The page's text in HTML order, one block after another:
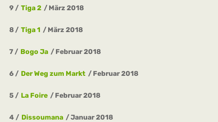
9 Tiga 2 März 2018
8 Tiga 1 März 2018
7 Bogo Ja Februar 2018
6 Der Weg zum Markt Februar 2018
5 La Foire Februar 2018
4 Dissoumana Januar 2018